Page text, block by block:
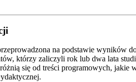
na podstawie wyników
którzy zaliczyli rok lub dwa lata
się od treści programowych,